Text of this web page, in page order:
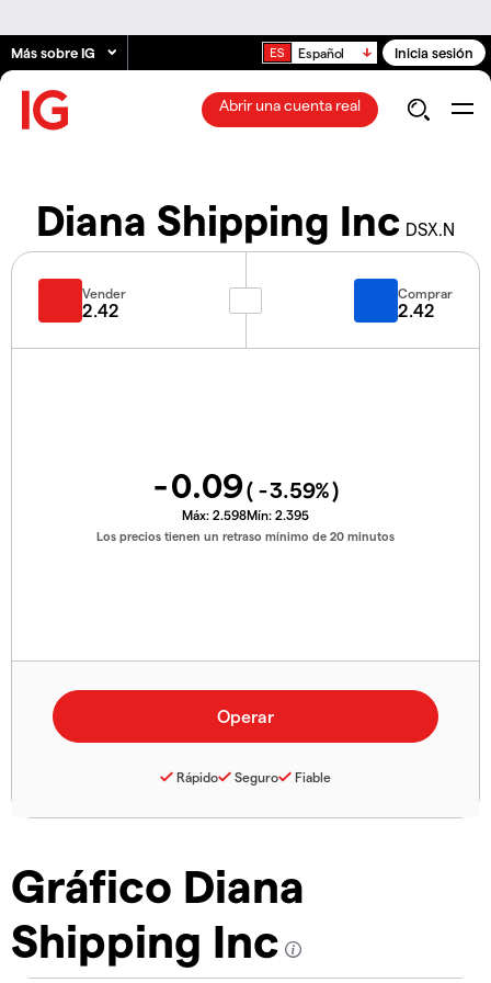
Más sobre IG Español Inicia sesión
Abrir una cuenta real
Diana Shipping Inc DSX.N
Gráfico Diana
Shipping Inc
Vender
2.42
Comprar
2.42
-0.09( -3.59%)
Máx: 2.598Mín: 2.395
Los precios tienen un retraso mínimo de 20 minutos
Rápido Seguro Fiable